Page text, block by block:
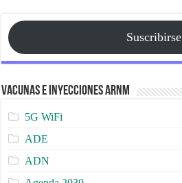
Suscribirse
Vacunas e Inyecciones ARNm
5G WiFi
ADE
ADN